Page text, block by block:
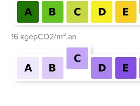
16 kgepCO2/m².an